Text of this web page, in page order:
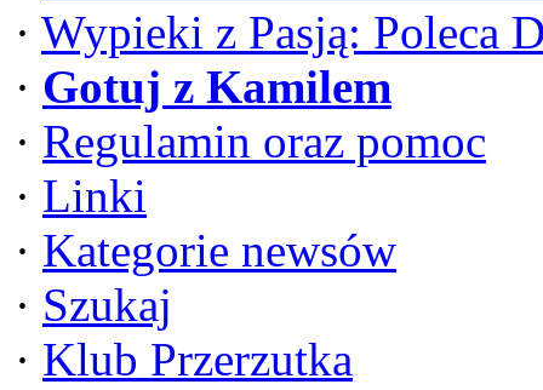
· Wypieki z Pasją: Poleca
· Gotuj z Kamilem
· Regulamin oraz pomoc
· Linki
· Kategorie newsów
· Szukaj
· Klub Przerzutka